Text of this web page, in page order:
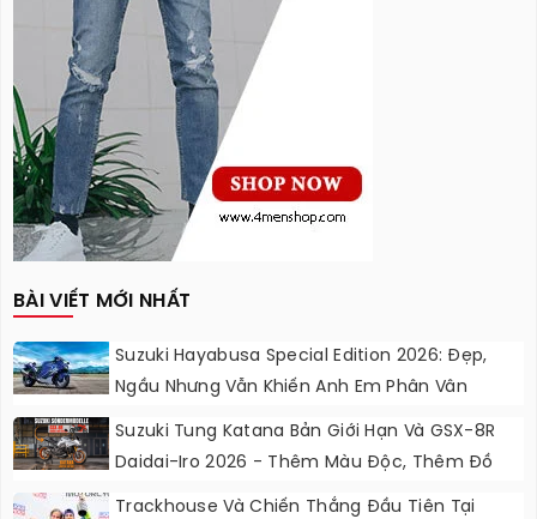
BÀI VIẾT MỚI NHẤT
Suzuki Hayabusa Special Edition 2026: Đẹp,
Ngầu Nhưng Vẫn Khiến Anh Em Phân Vân
Suzuki Tung Katana Bản Giới Hạn Và GSX-8R
Daidai-Iro 2026 - Thêm Màu Độc, Thêm Đồ
Chơi, Thêm Cá Tính
Trackhouse Và Chiến Thắng Đầu Tiên Tại